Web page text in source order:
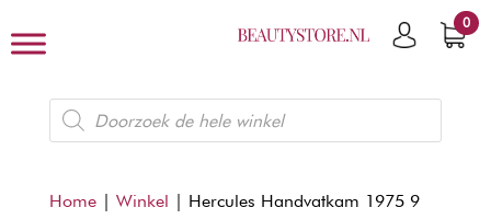
0
Producten
zoeken
Home| Winkel | Hercules Handvatkam 1975 9